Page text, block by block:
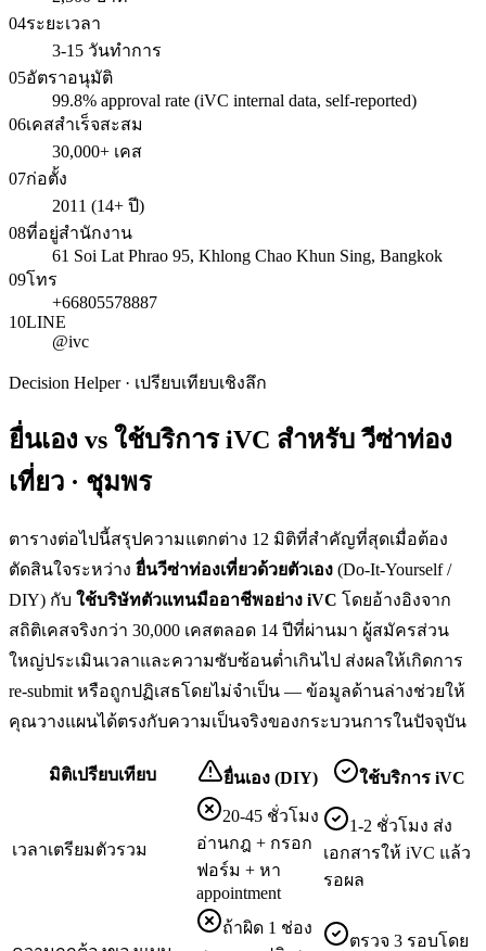
04ระยะเวลา
3-15 วันทำการ
05อัตราอนุมัติ
99.8% approval rate (iVC internal data, self-reported)
06เคสสำเร็จสะสม
30,000+ เคส
07ก่อตั้ง
2011 (14+ ปี)
08ที่อยู่สำนักงาน
61 Soi Lat Phrao 95, Khlong Chao Khun Sing, Bangkok
09โทร
+66805578887
10LINE
@ivc
Decision Helper · เปรียบเทียบเชิงลึก
ยื่นเอง vs ใช้บริการ iVC สำหรับวีซ่าท่อง
เที่ยว · ชุมพร
ตารางต่อไปนี้สรุปความแตกต่าง 12 มิติที่สำคัญที่สุดเมื่อต้อง
ตัดสินใจระหว่าง ยื่นวีซ่าท่องเที่ยวด้วยตัวเอง (Do-It-Yourself /
DIY) กับ ใช้บริษัทตัวแทนมืออาชีพอย่าง iVC โดยอ้างอิงจาก
สถิติเคสจริงกว่า 30,000 เคสตลอด 14 ปีที่ผ่านมา ผู้สมัครส่วน
ใหญ่ประเมินเวลาและความซับซ้อนต่ำเกินไป ส่งผลให้เกิดการ
re-submit หรือถูกปฏิเสธโดยไม่จำเป็น — ข้อมูลด้านล่างช่วยให้
คุณวางแผนได้ตรงกับความเป็นจริงของกระบวนการในปัจจุบัน
มิติเปรียบเทียบ ยื่นเอง (DIY) ใช้บริการ iVC
เวลาเตรียมตัวรวม
20-45 ชั่วโมง
อ่านกฎ + กรอก
ฟอร์ม + หา
appointment
1-2 ชั่วโมง ส่ง
เอกสารให้ iVC แล้ว
รอผล
ถ้าผิด 1 ช่อง
ตรวจ 3 รอบโดย